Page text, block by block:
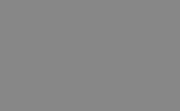
e sicurezza,
i loro dati siano protetti
con i suoi servizi.